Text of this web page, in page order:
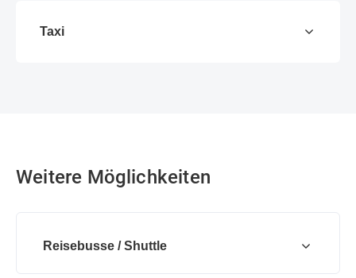
Taxi
Weitere Möglichkeiten
Reisebusse / Shuttle